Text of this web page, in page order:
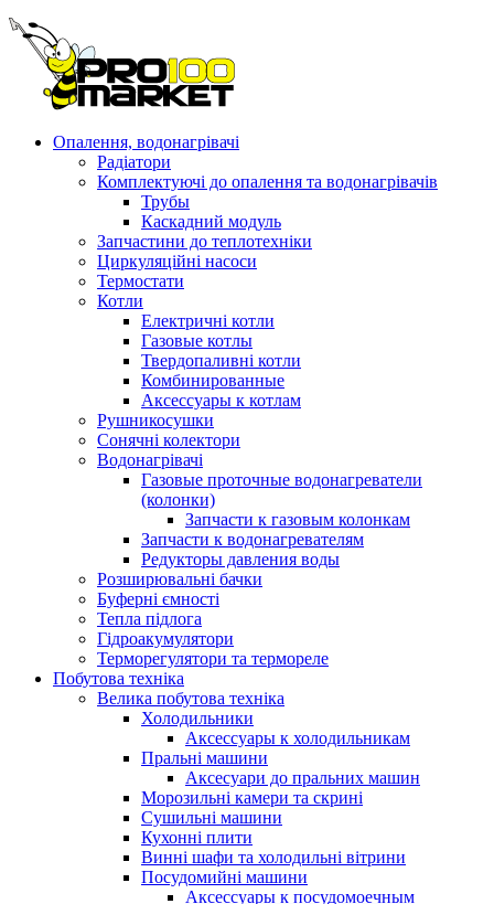
Опалення, водонагрівачі
Радіатори
Комплектуючі до опалення та водонагрівачів
Трубы
Каскадний модуль
Запчастини до теплотехніки
Циркуляційні насоси
Термостати
Котли
Електричні котли
Газовые котлы
Твердопаливні котли
Комбинированные
Аксессуары к котлам
Рушникосушки
Сонячні колектори
Водонагрівачі
Газовые проточные водонагреватели
(колонки)
Запчасти к газовым колонкам
Запчасти к водонагревателям
Редукторы давления воды
Розширювальні бачки
Буферні ємності
Тепла підлога
Гідроакумулятори
Терморегулятори та термореле
Побутова техніка
Велика побутова техніка
Холодильники
Аксессуары к холодильникам
Пральні машини
Аксесуари до пральних машин
Морозильні камери та скрині
Сушильні машини
Кухонні плити
Винні шафи та холодильні вітрини
Посудомийні машини
Аксессуары к посудомоечным